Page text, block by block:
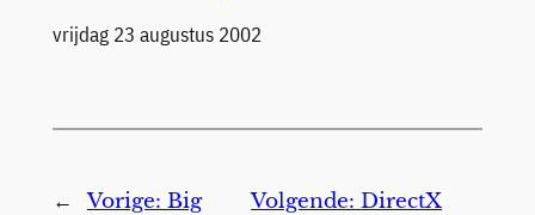
Datum
vrijdag 23 augustus 2002
← Vorige: Big
Volgende:DirectX